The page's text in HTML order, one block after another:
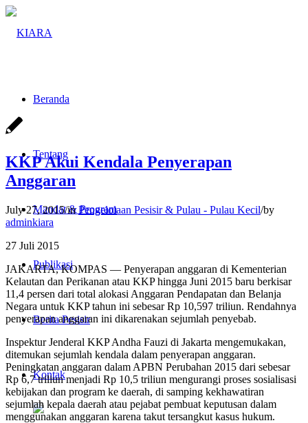
Beranda
Tentang
Mandat & Program
Publikasi
Berita Pesisir
Kontak
KKP Akui Kendala Penyerapan
Anggaran
July 27, 2015/inPengelolaan Pesisir & Pulau - Pulau Kecil/by
adminkiara
27 Juli 2015
JAKARTA, KOMPAS — Penyerapan anggaran di Kementerian
Kelautan dan Perikanan atau KKP hingga Juni 2015 baru berkisar
11,4 persen dari total alokasi Anggaran Pendapatan dan Belanja
Negara untuk KKP tahun ini sebesar Rp 10,597 triliun. Rendahnya
penyerapan anggaran ini dikarenakan sejumlah penyebab.
Inspektur Jenderal KKP Andha Fauzi di Jakarta mengemukakan,
ditemukan sejumlah kendala dalam penyerapan anggaran.
Peningkatan anggaran dalam APBN Perubahan 2015 dari sebesar
Rp 6,7 triliun menjadi Rp 10,5 triliun mengurangi proses sosialisasi
kebijakan dan program ke daerah, di samping kekhawatiran
sejumlah kepala daerah atau pejabat pembuat keputusan dalam
menggunakan anggaran karena takut tersangkut kasus hukum.